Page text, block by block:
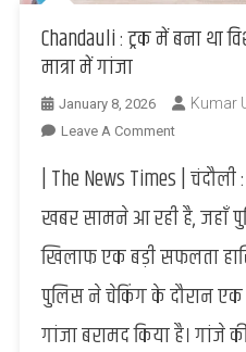
Chandauli : ट्रक में बना था
मात्रा में गांजा
January 8, 2026 Kumar
Leave A CommentOn
:
ट्रक
में
बना
था
विशेष
केबिन,
| The News Times |
खबर सामने आ रही है, जहाँ
खिलाफ एक बड़ी सफलता
पुलिस ने चेकिंग के दौरान एक
गांजा बरामद किया है। गांजे